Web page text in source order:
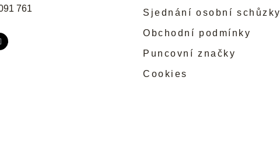
Sjednání osobní schůzky
Obchodní podmínky
Puncovní značky
Cookies
761